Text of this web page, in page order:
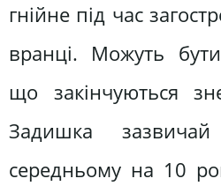
гнійне під час
вранці. Можуть
що закінчуються
Задишка
середньому на 10